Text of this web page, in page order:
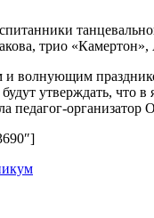
трио
волнующим
утверждать,
организатор